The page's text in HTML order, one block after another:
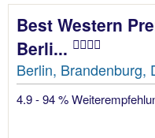
Best Western
Berli...
Berlin, Brandenburg,
4.9 - 94 %